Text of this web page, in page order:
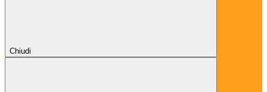
Chiudi